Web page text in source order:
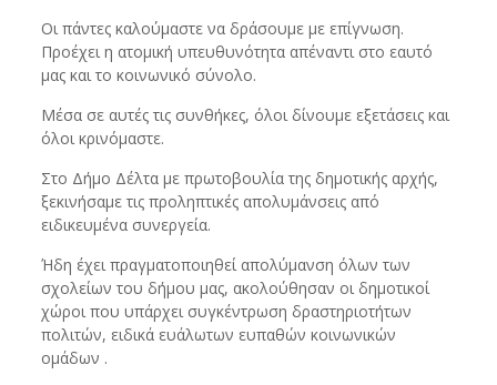
Οι πάντες καλούμαστε να δράσουμε με επίγνωση.
Προέχει η ατομική υπευθυνότητα απέναντι στο εαυτό
μας και το κοινωνικό σύνολο.
Μέσα σε αυτές τις συνθήκες, όλοι δίνουμε εξετάσεις και
όλοι κρινόμαστε.
Στο Δήμο Δέλτα με πρωτοβουλία της δημοτικής αρχής,
ξεκινήσαμε τις προληπτικές απολυμάνσεις από
ειδικευμένα συνεργεία.
Ήδη έχει πραγματοποιηθεί απολύμανση όλων των
σχολείων του δήμου μας, ακολούθησαν οι δημοτικοί
χώροι που υπάρχει συγκέντρωση δραστηριοτήτων
πολιτών, ειδικά ευάλωτων ευπαθών κοινωνικών
ομάδων .